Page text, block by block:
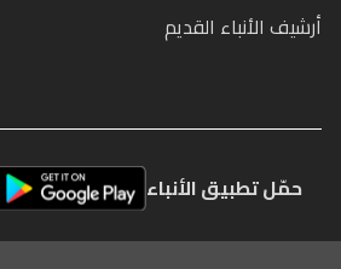
أرشيف الأنباء القديم
حمّل تطبيق الأنباء